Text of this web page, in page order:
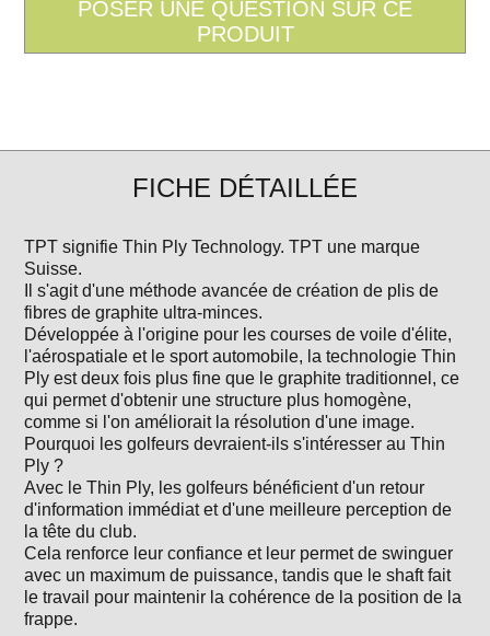
FICHE DÉTAILLÉE
TPT signifie Thin Ply Technology. TPT une marque
Suisse.
Il s'agit d'une méthode avancée de création de plis de
fibres de graphite ultra-minces.
Développée à l'origine pour les courses de voile d'élite,
l'aérospatiale et le sport automobile, la technologie Thin
Ply est deux fois plus fine que le graphite traditionnel, ce
qui permet d'obtenir une structure plus homogène,
comme si l'on améliorait la résolution d'une image.
Pourquoi les golfeurs devraient-ils s'intéresser au Thin
Ply ?
Avec le Thin Ply, les golfeurs bénéficient d'un retour
d'information immédiat et d'une meilleure perception de
la tête du club.
Cela renforce leur confiance et leur permet de swinguer
avec un maximum de puissance, tandis que le shaft fait
le travail pour maintenir la cohérence de la position de la
frappe.